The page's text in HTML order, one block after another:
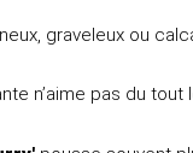
graveleux ou
n’aime pas du